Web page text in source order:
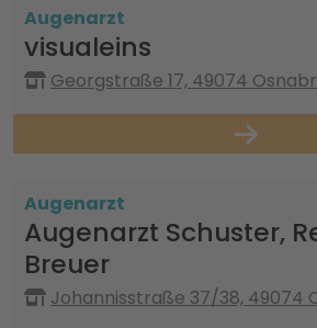
Augenarzt
visualeins
Georgstraße 17, 49074
Augenarzt
Augenarzt Schuster,
Breuer
Johannisstraße 37/38, 49074